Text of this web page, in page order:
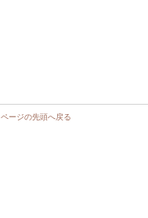
ページの先頭へ戻る